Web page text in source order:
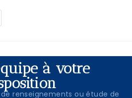
à votre
renseignements ou étude de